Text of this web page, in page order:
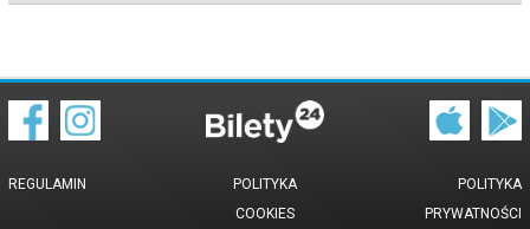
REGULAMIN
POLITYKA
PRYWATNOŚCI
POLITYKA
COOKIES